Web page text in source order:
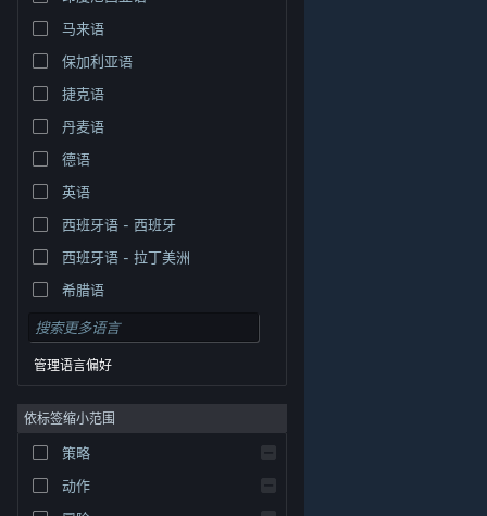
© Valve Corporation。保留所有权利。所有商标均为其在
律信息| 无障碍
马来语
保加利亚语
捷克语
丹麦语
德语
英语
西班牙语 - 西班牙
西班牙语 - 拉丁美洲
希腊语
管理语言偏好
依标签缩小范围
策略
动作